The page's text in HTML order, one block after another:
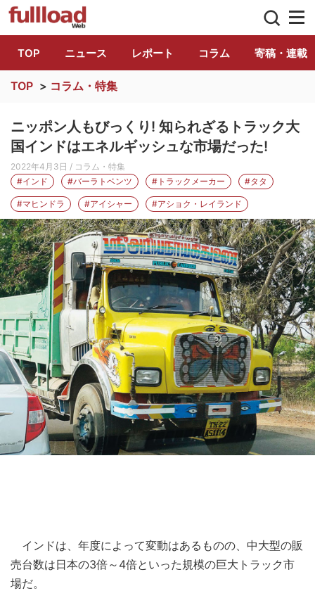
トラック総合情報誌「フルロード」公式
TOP ニュース レポート コラム 寄稿・連載
TOP > コラム・特集
ニッポン人もびっくり! 知られざるトラック大
国インドはエネルギッシュな市場だった!
2022年4月3日 / コラム・特集
#インド
#バーラトベンツ #トラックメーカー #タタ
#マヒンドラ #アイシャー #アショク・レイランド
インドは、年度によって変動はあるものの、中大型の販
売台数は日本の3倍～4倍といった規模の巨大トラック市
場だ。